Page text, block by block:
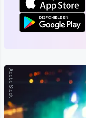
Adobe Stock